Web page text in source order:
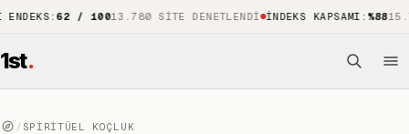
:62 / 100 13.780 SITE DENETLENDI İNDEKS KAPSAMI:%8815.741
1st.
/ SPIRITÜEL KOÇLUK